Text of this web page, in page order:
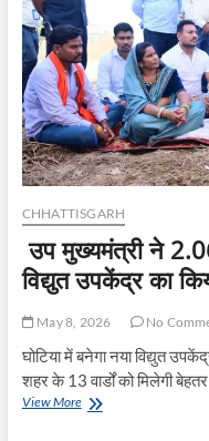
धार्मिक
पर्यटन
आकर्षण
CHHATTISGARH
उप मुख्यमंत्री ने
विद्युत उपकेंद्र का
May 8, 2026 No
घोटिया में बनेगा नया विद्युत
शहर के 13 वार्डों को मिलेगी
View Moreउप